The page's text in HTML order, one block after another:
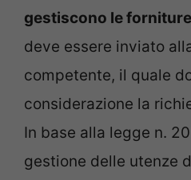
gestiscono le forniture
deve essere inviato
competente, il quale
considerazione la
In base alla legge n.
gestione delle utenze